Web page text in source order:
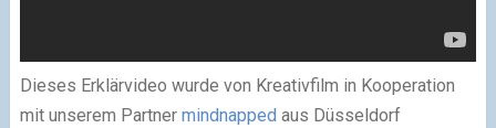
Dieses Erklärvideo wurde von Kreativfilm in Kooperation
mit unserem Partner mindnapped aus Düsseldorf